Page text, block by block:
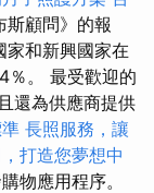
斯顧問》的報
和新興國家在
％。 最受歡迎的
還為供應商提供
長照服務，讓
打造您夢想中
物應用程序。